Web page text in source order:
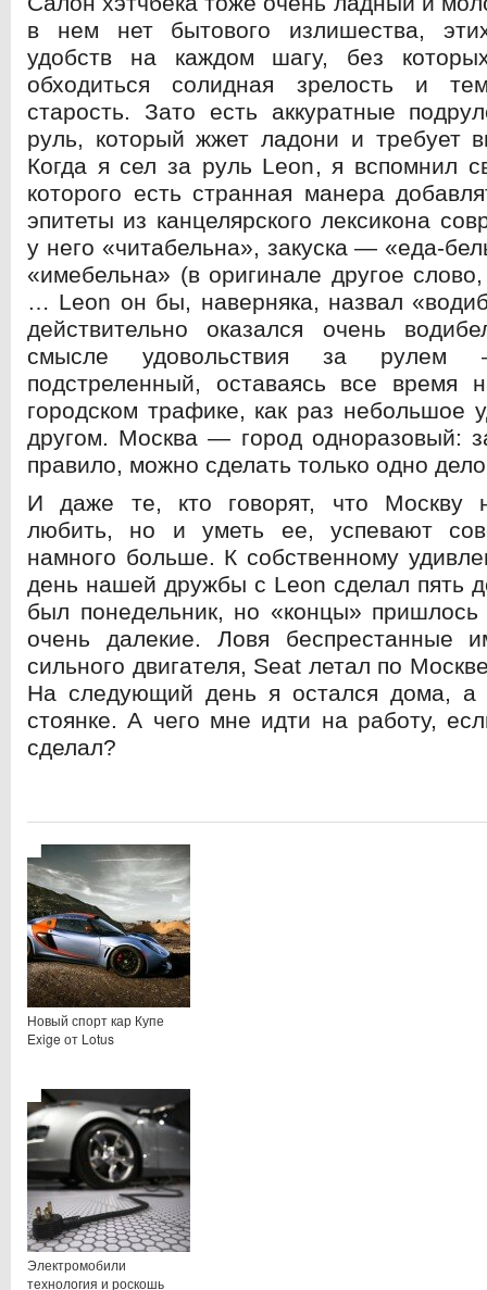
в нем нет бытового излишества,
удобств на каждом шагу, без
обходиться солидная зрелость и
старость. Зато есть аккуратные
руль, который жжет ладони и требует
Когда я сел за руль Leon, я вспомнил
которого есть странная манера
эпитеты из канцелярского лексикона
у него «читабельна», закуска — «еда-
«имебельна» (в оригинале другое
… Leon он бы, наверняка, назвал
действительно оказался очень
смысле удовольствия за
подстреленный, оставаясь все время
городском трафике, как раз небольшое
другом. Москва — город одноразовый:
правило, можно сделать только одно
И даже те, кто говорят, что Москву
любить, но и уметь ее, успевают
намного больше. К собственному
день нашей дружбы с Leon сделал пять
был понедельник, но «концы»
очень далекие. Ловя беспрестанные
сильного двигателя, Seat летал по
На следующий день я остался дома, a
стоянке. А чего мне идти на работу,
сделал?
Новый спорт кар Купе
Exige от Lotus
Электромобили
технология и роскошь